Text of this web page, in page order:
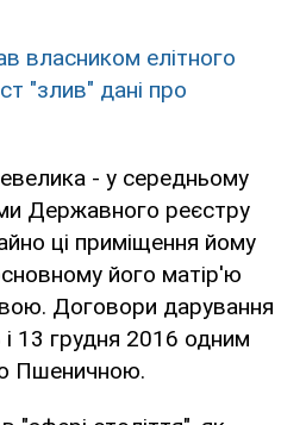
власником елітного
"злив" дані про
- у середньому
Державного реєстру
ці приміщення йому
його матір'ю
Договори дарування
13 грудня 2016 одним
Пшеничною.